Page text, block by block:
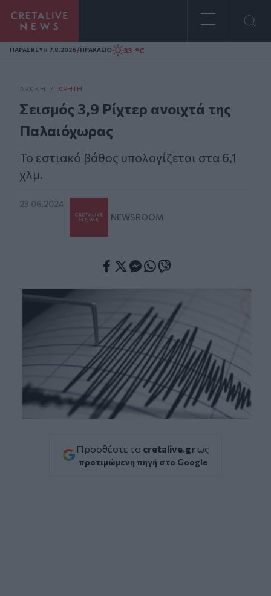
Homepage
ΠΑΡΑΣΚΕΥΗ 7.8.2026/ΗΡΑΚΛΕΙΟ 33 °C
ΑΡΧΙΚΗ / ΚΡΉΤΗ
Σεισμός 3,9 Ρίχτερ ανοιχτά της
Παλαιόχωρας
To εστιακό βάθος υπολογίζεται στα 6,1
χλμ.
23.06.2024
NEWSROOM
Προσθέστε το cretalive.gr ως
προτιμώμενη πηγή στο Google